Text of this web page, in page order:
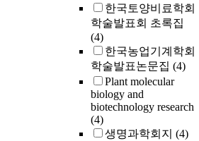
한국토양비료학회
학술발표회 초록집
(4)
한국농업기계학회
학술발표논문집 (4)
Plant molecular
biology and
biotechnology research
(4)
생명과학회지 (4)